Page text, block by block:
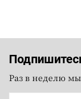
Раз в неделю